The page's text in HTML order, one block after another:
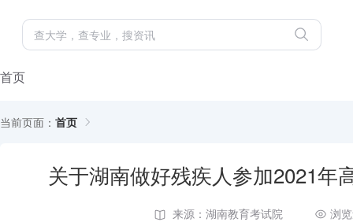
首页
当前页面： 首页
关于湖南做好残疾人参加2021年
来源：湖南教育考试院 浏